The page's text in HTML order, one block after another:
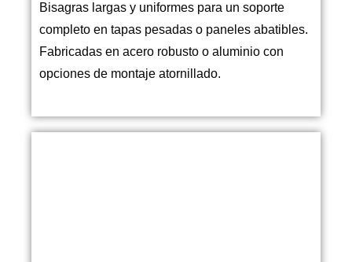
Bisagras largas y uniformes para un soporte
completo en tapas pesadas o paneles abatibles.
Fabricadas en acero robusto o aluminio con
opciones de montaje atornillado.